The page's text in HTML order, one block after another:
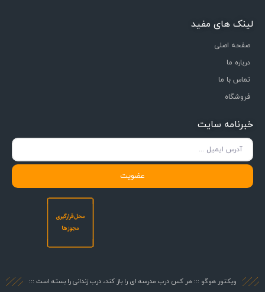
لینک های مفید
صفحه اصلی
درباره ما
تماس با ما
فروشگاه
خبرنامه سایت
عضویت
ویکتور هوگو ::: هر کس درب مدرسه ای را باز کند، درب زندانی را بسته است :::